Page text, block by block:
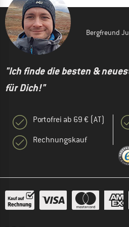
Bergfreund
"Ich finde die besten &
für Dich!"
Portofrei ab 69 € (AT)
Rechnungskauf